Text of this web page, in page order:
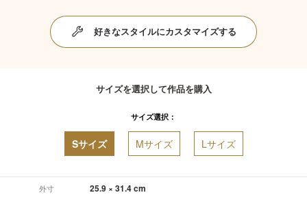
好きなスタイルにカスタマイズする
サイズを選択して作品を購入
サイズ選択：
Sサイズ Mサイズ Lサイズ
外寸 25.9 × 31.4 cm